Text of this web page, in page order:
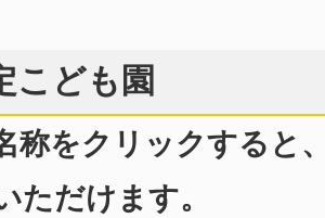
こども園
称をクリックすると
ただけます。